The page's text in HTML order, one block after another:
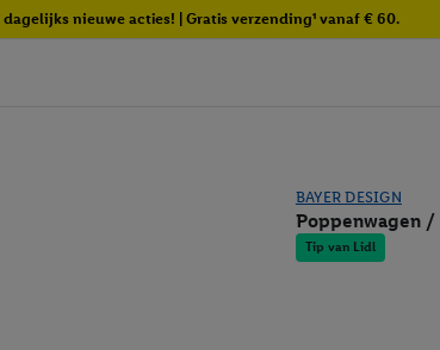
nieuwe acties! | Gratis verzending¹ vanaf € 60.
BAYER DESIGN
Poppenwagen
Tip van Lidl